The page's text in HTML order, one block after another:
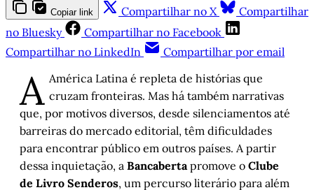
Copiar link Compartilhar no X
Compartilhar
no Bluesky
Compartilhar no Facebook
Compartilhar no LinkedIn
Compartilhar por email
A América Latina é repleta de histórias que
cruzam fronteiras. Mas há também narrativas
que, por motivos diversos, desde silenciamentos até
barreiras do mercado editorial, têm dificuldades
para encontrar público em outros países. A partir
dessa inquietação, a Bancabertapromove o Clube
de Livro Senderos, um percurso literário para além